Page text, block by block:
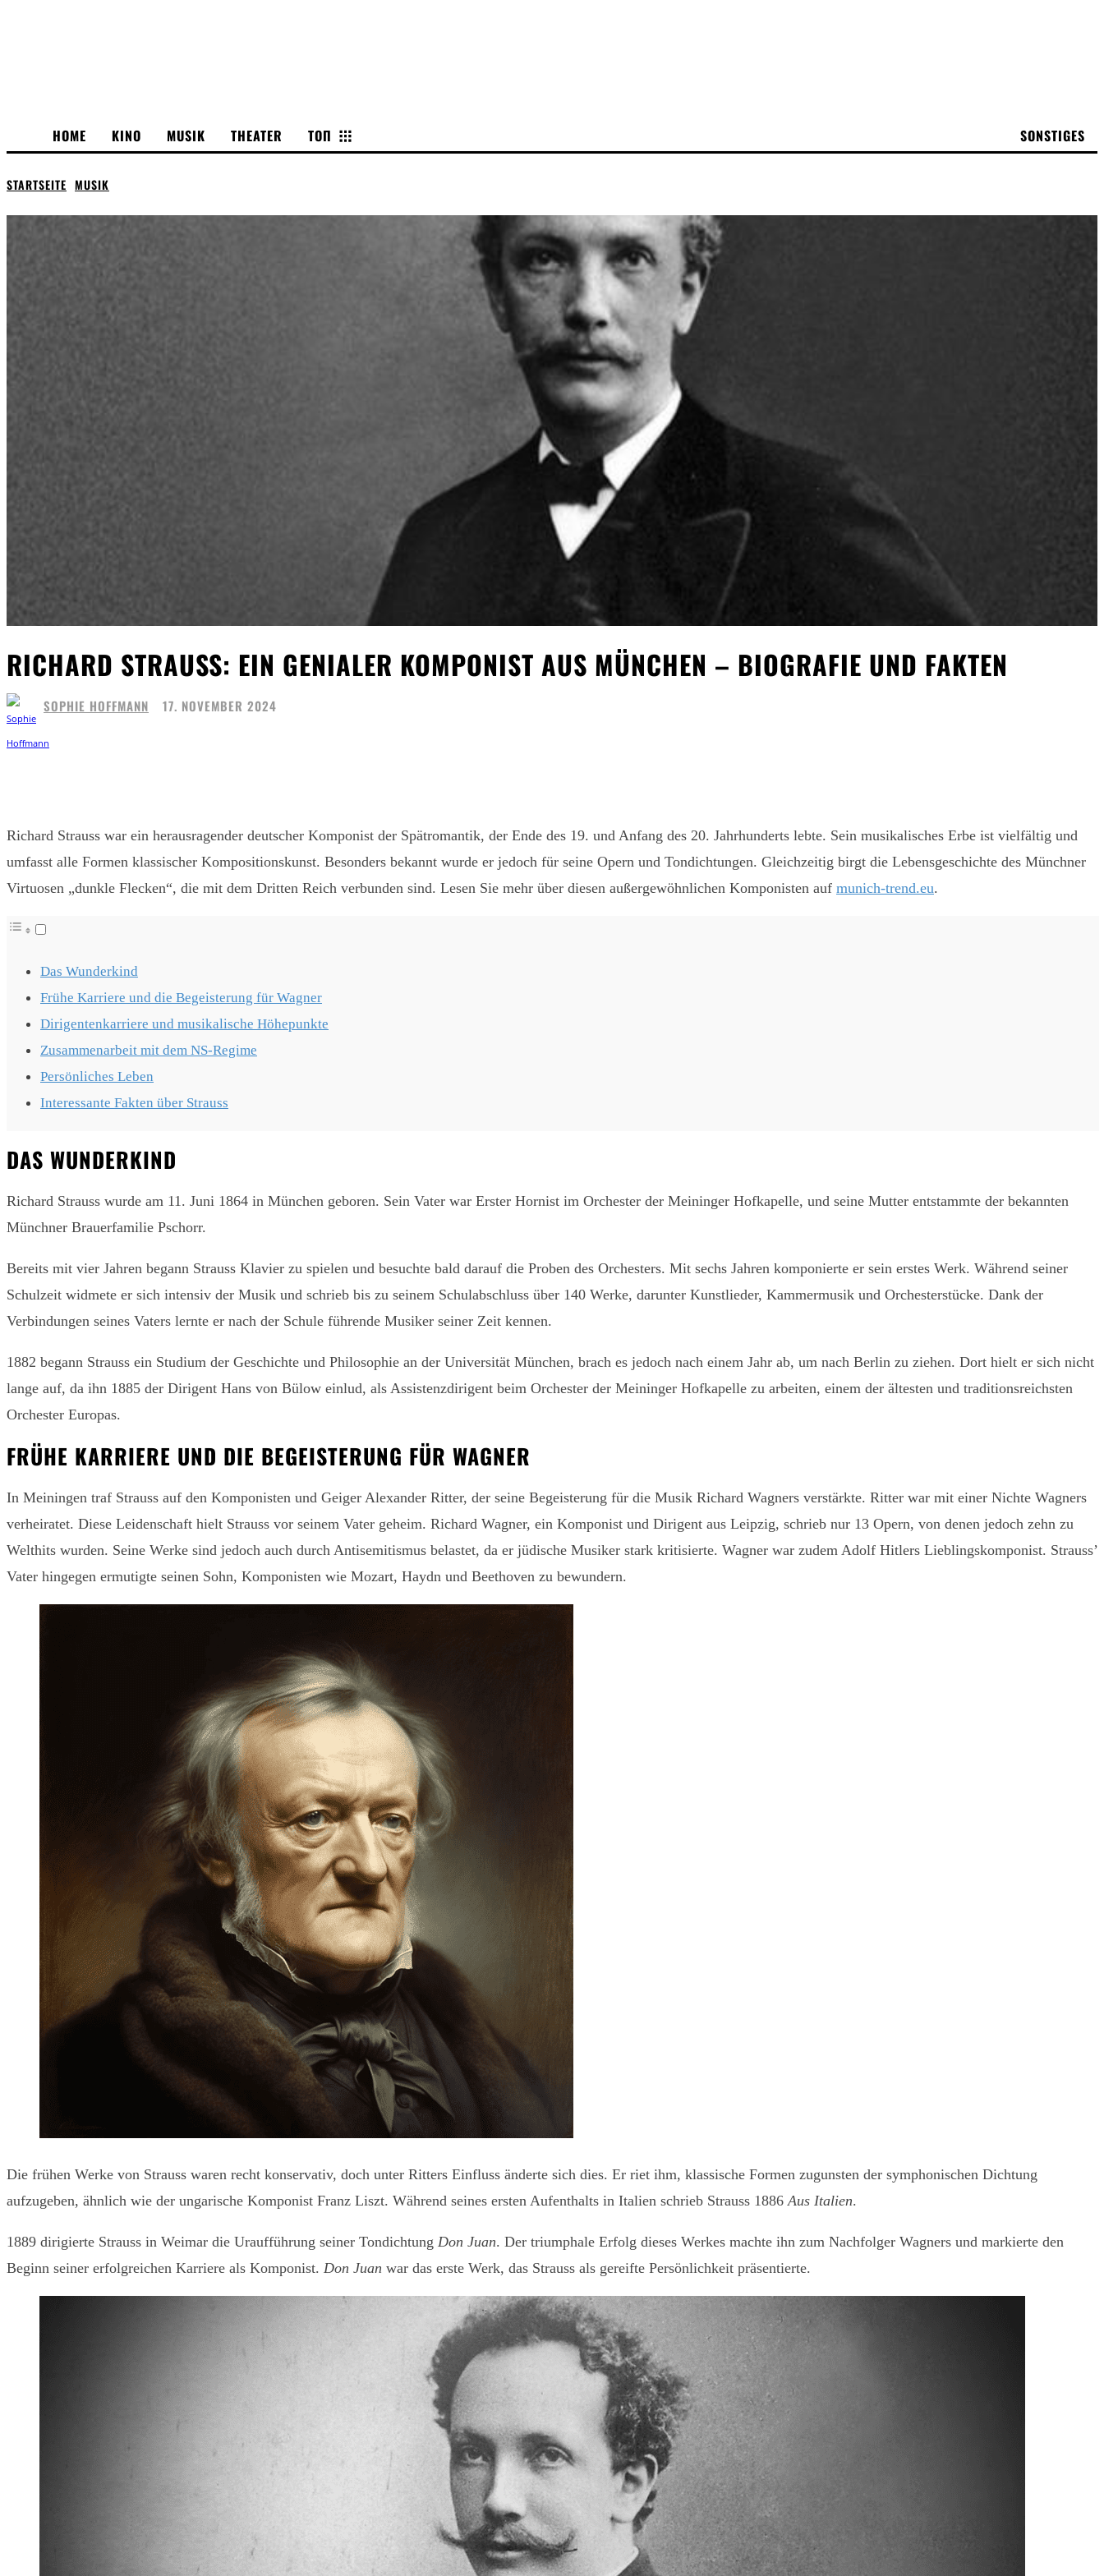
SONSTIGES
HOME KINO MUSIK THEATER ТОП
STARTSEITE MUSIK
RICHARD STRAUSS: EIN GENIALER KOMPONIST AUS MÜNCHEN – BIOGRAFIE UND FAKTEN
SOPHIE HOFFMANN 17. NOVEMBER 2024
Richard Strauss war ein herausragender deutscher Komponist der Spätromantik, der Ende des 19. und Anfang des 20. Jahrhunderts lebte. Sein musikalisches Erbe ist vielfältig und
umfasst alle Formen klassischer Kompositionskunst. Besonders bekannt wurde er jedoch für seine Opern und Tondichtungen. Gleichzeitig birgt die Lebensgeschichte des Münchner
Virtuosen „dunkle Flecken“, die mit dem Dritten Reich verbunden sind. Lesen Sie mehr über diesen außergewöhnlichen Komponisten auf munich-trend.eu.
Das Wunderkind
Frühe Karriere und die Begeisterung für Wagner
Dirigentenkarriere und musikalische Höhepunkte
Zusammenarbeit mit dem NS-Regime
Persönliches Leben
Interessante Fakten über Strauss
DAS WUNDERKIND
Richard Strauss wurde am 11. Juni 1864 in München geboren. Sein Vater war Erster Hornist im Orchester der Meininger Hofkapelle, und seine Mutter entstammte der bekannten
Münchner Brauerfamilie Pschorr.
Bereits mit vier Jahren begann Strauss Klavier zu spielen und besuchte bald darauf die Proben des Orchesters. Mit sechs Jahren komponierte er sein erstes Werk. Während seiner
Schulzeit widmete er sich intensiv der Musik und schrieb bis zu seinem Schulabschluss über 140 Werke, darunter Kunstlieder, Kammermusik und Orchesterstücke. Dank der
Verbindungen seines Vaters lernte er nach der Schule führende Musiker seiner Zeit kennen.
1882 begann Strauss ein Studium der Geschichte und Philosophie an der Universität München, brach es jedoch nach einem Jahr ab, um nach Berlin zu ziehen. Dort hielt er sich nicht
lange auf, da ihn 1885 der Dirigent Hans von Bülow einlud, als Assistenzdirigent beim Orchester der Meininger Hofkapelle zu arbeiten, einem der ältesten und traditionsreichsten
Orchester Europas.
FRÜHE KARRIERE UND DIE BEGEISTERUNG FÜR WAGNER
In Meiningen traf Strauss auf den Komponisten und Geiger Alexander Ritter, der seine Begeisterung für die Musik Richard Wagners verstärkte. Ritter war mit einer Nichte Wagners
verheiratet. Diese Leidenschaft hielt Strauss vor seinem Vater geheim. Richard Wagner, ein Komponist und Dirigent aus Leipzig, schrieb nur 13 Opern, von denen jedoch zehn zu
Welthits wurden. Seine Werke sind jedoch auch durch Antisemitismus belastet, da er jüdische Musiker stark kritisierte. Wagner war zudem Adolf Hitlers Lieblingskomponist. Strauss’
Vater hingegen ermutigte seinen Sohn, Komponisten wie Mozart, Haydn und Beethoven zu bewundern.
Die frühen Werke von Strauss waren recht konservativ, doch unter Ritters Einfluss änderte sich dies. Er riet ihm, klassische Formen zugunsten der symphonischen Dichtung
aufzugeben, ähnlich wie der ungarische Komponist Franz Liszt. Während seines ersten Aufenthalts in Italien schrieb Strauss 1886Aus Italien.
1889 dirigierte Strauss in Weimar die Uraufführung seiner Tondichtung Don Juan. Der triumphale Erfolg dieses Werkes machte ihn zum Nachfolger Wagners und markierte den
Beginn seiner erfolgreichen Karriere als Komponist. Don Juan war das erste Werk, das Strauss als gereifte Persönlichkeit präsentierte.